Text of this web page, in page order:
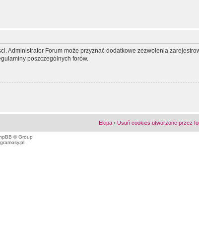
Administrator Forum może przyznać dodatkowe zezwolenia
poszczególnych forów.
Ekipa • Usuń cookies utworzone przez
© Group